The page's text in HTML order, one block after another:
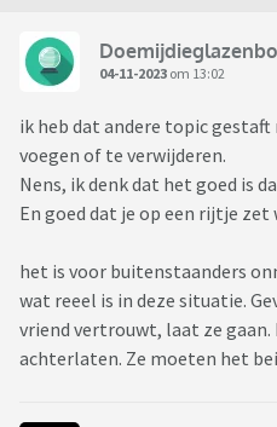
04-11-2023 om 13:02
ik heb dat andere topic
voegen of te verwijderen.
Nens, ik denk dat het goed is
En goed dat je op een rijtje
het is voor buitenstaanders
wat reeel is in deze situatie.
vriend vertrouwt, laat ze
achterlaten. Ze moeten het